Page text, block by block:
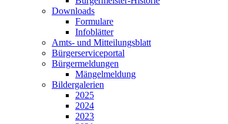
Downloads
Formulare
Infoblätter
Amts- und Mitteilungsblatt
Bürgerserviceportal
Bürgermeldungen
Mängelmeldung
Bildergalerien
2025
2024
2023